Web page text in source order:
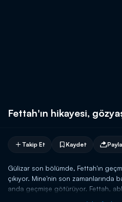
Fettah'ın hikayesi,
Takip Et Kaydet
Gülizar son bölümde, Fettah'ın
çıkıyor. Mine'nin son zamanlarında
anda geçmişe götürüyor. Fettah,